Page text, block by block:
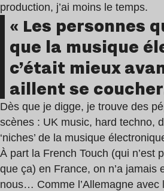
production, j’ai moins le temps.
« Les personnes
que la musique
c’était mieux
aillent se
Dès que je digge, je trouve des
scènes : UK music, hard techno,
‘niches’ de la musique
À part la French Touch (qui n’est
que ça) en France, on n’a jamais
nous… Comme l’Allemagne avec